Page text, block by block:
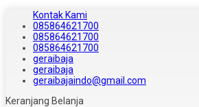
Kontak Kami
085864621700
085864621700
085864621700
geraibaja
geraibaja
geraibajaindo@gmail.com
Keranjang Belanja